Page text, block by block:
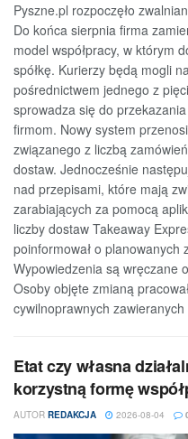
Pyszne.pl rozpoczęło
Do końca sierpnia firma
model współpracy, w którym
spółkę. Kurierzy będą mogli
pośrednictwem jednego z
sprowadza się do
firmom. Nowy system
związanego z liczbą
dostaw. Jednocześnie
nad przepisami, które mają
zarabiających za pomocą
liczby dostaw Takeaway
poinformował o planowanych
Wypowiedzenia są wręczane
Osoby objęte zmianą
cywilnoprawnych
Etat czy własna
korzystną formę
AUTOR REDAKCJA 2026-08-04